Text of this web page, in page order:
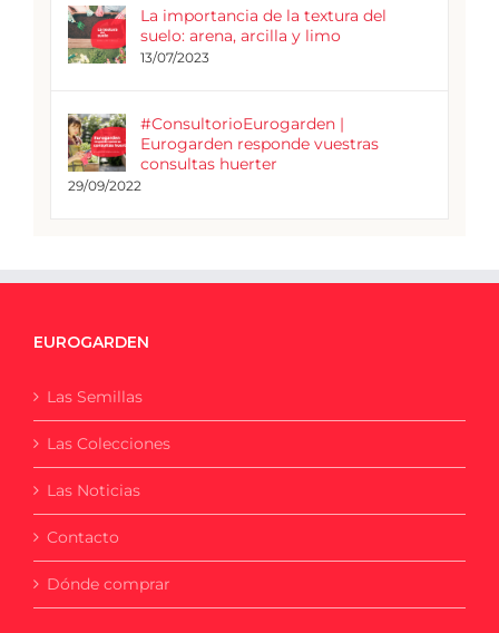
La importancia de la textura del
suelo: arena, arcilla y limo
13/07/2023
#ConsultorioEurogarden |
Eurogarden responde vuestras
consultas huerter
29/09/2022
EUROGARDEN
Las Semillas
Las Colecciones
Las Noticias
Contacto
Dónde comprar